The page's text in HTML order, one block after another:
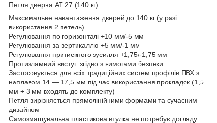
Петля дверна АТ 27 (140 кг)
Максимальне навантаження дверей до 140 кг (у разі
використання 2 петель)
Регулювання по горизонталі +10 мм/-5 мм
Регулювання за вертикаллю +5 мм/-1 мм
Регулювання притискного зусилля +1,75/-1,75 мм
Протизламний виступ згідно з вимогами безпеки
Застосовується для всіх традиційних систем профілів ПВХ з
наплавом 14 — 17,5 мм під час використання прокладок (1,5
мм + 3 мм входять до комплекту)
Петля вирізняється прямолінійними формами та сучасним
дизайном
Самозмащувальна пластикова втулка не потребує догляду